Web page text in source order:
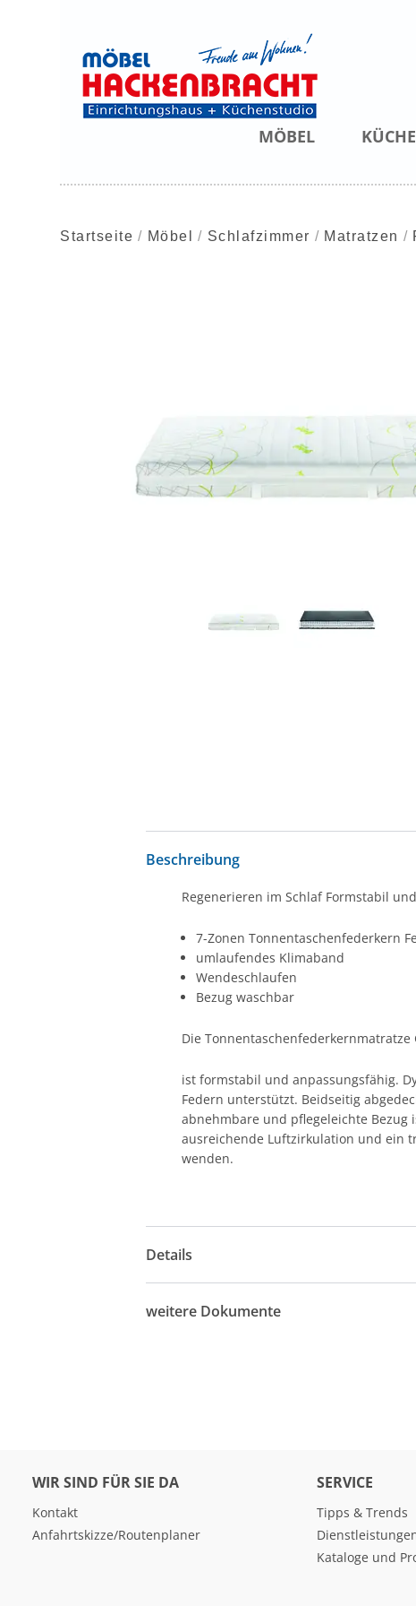
MÖBEL
Startseite Möbel Schlafzimmer Matratzen
Beschreibung
Regenerieren im Schlaf Formstabil
7-Zonen Tonnentaschenfederkern
umlaufendes Klimaband
Wendeschlaufen
Bezug waschbar
Die Tonnentaschenfederkernmatratze
ist formstabil und anpassungsfähig.
Federn unterstützt. Beidseitig
abnehmbare und pflegeleichte
ausreichende Luftzirkulation und ein
wenden.
Details
weitere Dokumente
WIR SIND FÜR SIE DA
Kontakt
Anfahrtskizze/Routenplaner
SERVICE
Tipps & Trends
Kataloge und